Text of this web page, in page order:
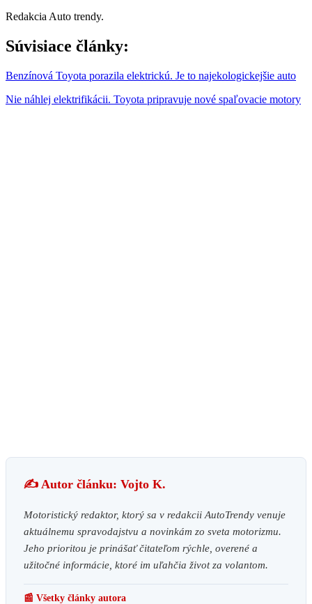
Redakcia Auto trendy.
Súvisiace články:
Benzínová Toyota porazila elektrickú. Je to najekologickejšie auto
Nie náhlej elektrifikácii. Toyota pripravuje nové spaľovacie motory
✍️ Autor článku: Vojto K.
Motoristický redaktor, ktorý sa v redakcii AutoTrendy venuje
aktuálnemu spravodajstvu a novinkám zo sveta motorizmu.
Jeho prioritou je prinášať čitateľom rýchle, overené a
užitočné informácie, ktoré im uľahčia život za volantom.
📰 Všetky články autora